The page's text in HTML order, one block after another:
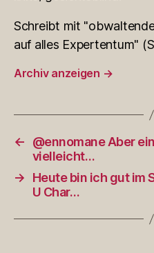
Schreibt mit
auf alles Expertentum"
Archiv anzeigen →
←
@ennomane Aber
vielleicht…
→
Heute bin ich gut im
U Char…